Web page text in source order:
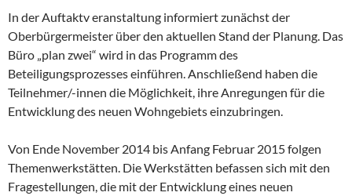
In der Auftaktv eranstaltung informiert zunächst der
Oberbürgermeister über den aktuellen Stand der Planung. Das
Büro „plan zwei“ wird in das Programm des
Beteiligungsprozesses einführen. Anschließend haben die
Teilnehmer/-innen die Möglichkeit, ihre Anregungen für die
Entwicklung des neuen Wohngebiets einzubringen.
Von Ende November 2014 bis Anfang Februar 2015 folgen
Themenwerkstätten. Die Werkstätten befassen sich mit den
Fragestellungen, die mit der Entwicklung eines neuen